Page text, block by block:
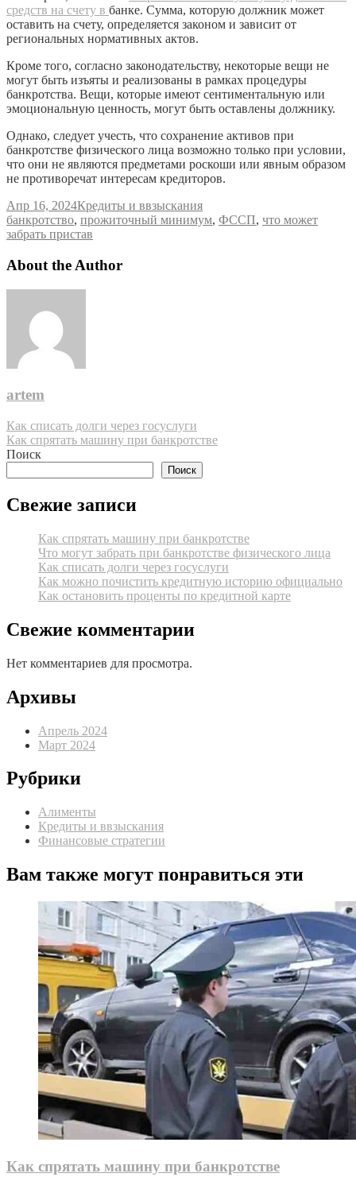
средств на счету в банке. Сумма, которую должник может
оставить на счету, определяется законом и зависит от
региональных нормативных актов.
Кроме того, согласно законодательству, некоторые вещи не
могут быть изъяты и реализованы в рамках процедуры
банкротства. Вещи, которые имеют сентиментальную или
эмоциональную ценность, могут быть оставлены должнику.
Однако, следует учесть, что сохранение активов при
банкротстве физического лица возможно только при условии,
что они не являются предметами роскоши или явным образом
не противоречат интересам кредиторов.
Апр 16, 2024Кредиты и ввзыскания
Метки
банкротство, прожиточный минимум, ФССП, что может
забрать пристав
About the Author
artem
Навигация
по
Как списать долги через госуслуги
Как спрятать машину при банкротстве
Поиск
Поиск
Свежие записи
Как спрятать машину при банкротстве
Что могут забрать при банкротстве физического лица
Как списать долги через госуслуги
Как можно почистить кредитную историю официально
Как остановить проценты по кредитной карте
Свежие комментарии
Нет комментариев для просмотра.
Архивы
Апрель 2024
Март 2024
Рубрики
Алименты
Кредиты и ввзыскания
Финансовые стратегии
Вам также могут понравиться эти
Как спрятать машину при банкротстве